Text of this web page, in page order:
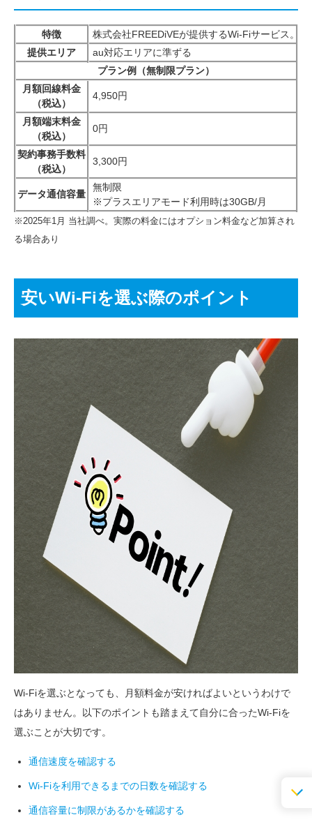
特徴
株式会社FREEDiVEが提供するWi-Fiサービス。
提供エリア
au対応エリアに準ずる
プラン例（無制限プラン）
月額回線料金
（税込）
4,950円
月額端末料金
（税込）
0円
契約事務手数料
（税込）
3,300円
データ通信容量
無制限
※プラスエリアモード利用時は30GB/月
※2025年1月 当社調べ。実際の料金にはオプション料金など加算され
る場合あり
安いWi-Fiを選ぶ際のポイント
Wi-Fiを選ぶとなっても、月額料金が安ければよいというわけで
はありません。以下のポイントも踏まえて自分に合ったWi-Fiを
選ぶことが大切です。
通信速度を確認する
Wi-Fiを利用できるまでの日数を確認する
通信容量に制限があるかを確認する